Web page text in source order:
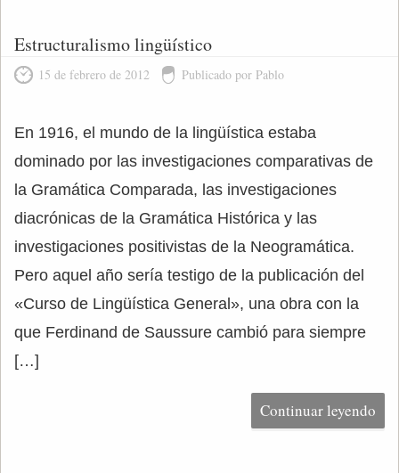
Estructuralismo lingüístico
15 de febrero de 2012 Publicado por Pablo
En 1916, el mundo de la lingüística estaba
dominado por las investigaciones comparativas de
la Gramática Comparada, las investigaciones
diacrónicas de la Gramática Histórica y las
investigaciones positivistas de la Neogramática.
Pero aquel año sería testigo de la publicación del
«Curso de Lingüística General», una obra con la
que Ferdinand de Saussure cambió para siempre
[…]
Continuar leyendo